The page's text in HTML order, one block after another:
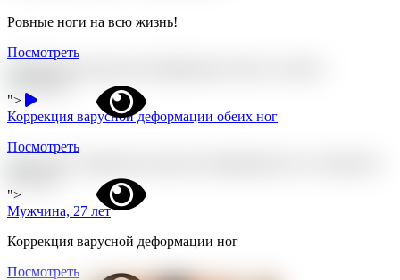
Ровные ноги на всю жизнь!
Посмотреть
">
Коррекция варусной деформации обеих ног
Посмотреть
">
Мужчина, 27 лет
Коррекция варусной деформации ног
Посмотреть